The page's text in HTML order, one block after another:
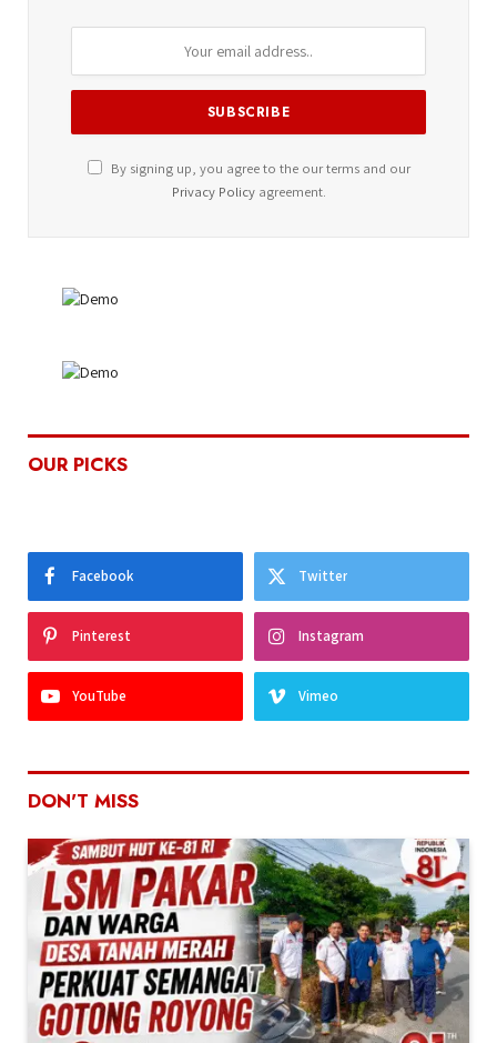
By signing up, you agree to the our terms and our
Privacy Policyagreement.
OUR PICKS
Facebook Twitter
Pinterest Instagram
YouTube Vimeo
DON'T MISS